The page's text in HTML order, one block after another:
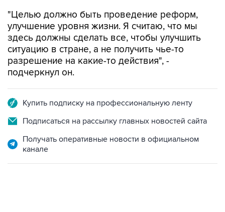
"Целью должно быть проведение реформ,
улучшение уровня жизни. Я считаю, что мы
здесь должны сделать все, чтобы улучшить
ситуацию в стране, а не получить чье-то
разрешение на какие-то действия", -
подчеркнул он.
Купить подписку на профессиональную ленту
Подписаться на рассылку главных новостей сайта
Получать оперативные новости в официальном
канале